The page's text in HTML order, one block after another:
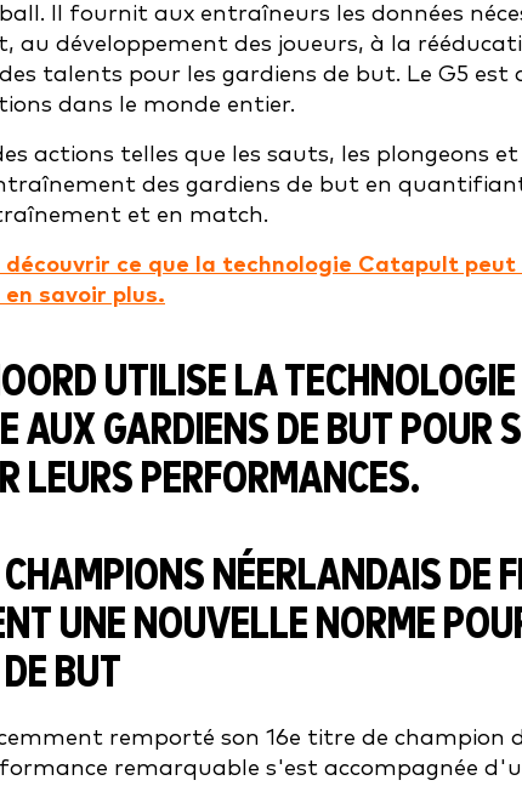
Il fournit aux entraîneurs les données
au développement des joueurs, à la
talents pour les gardiens de but. Le G5
dans le monde entier.
actions telles que les sauts, les plongeons
des gardiens de but en quantifiant
et en match.
découvrir ce que la technologie Catapult
savoir plus.
NÉERLANDAIS DE
UNE NOUVELLE NORME
BUT
remporté son 16e titre de champion
remarquable s'est accompagnée